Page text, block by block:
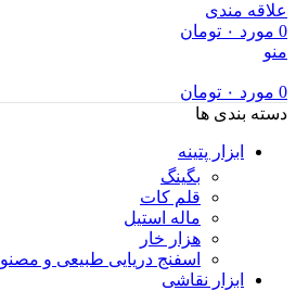
علاقه مندی
0 مورد ۰ تومان
منو
0 مورد ۰ تومان
دسته بندی ها
ابزار پتینه
بگینگ
قلم کات
ماله استیل
هزار خار
اسفنج دریایی طبیعی و
ابزار نقاشی